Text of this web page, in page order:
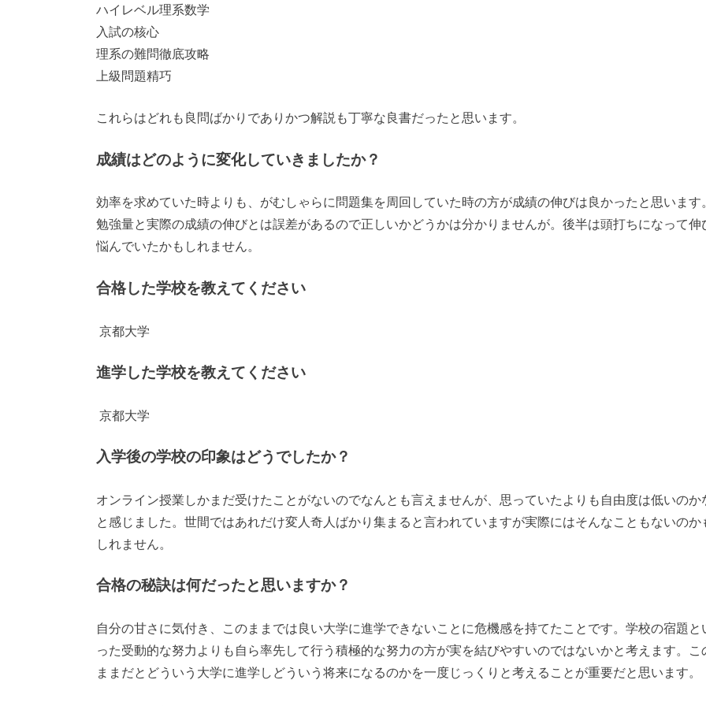
ハイレベル理系数学
入試の核心
理系の難問徹底攻略
上級問題精巧
これらはどれも良問ばかりでありかつ解説も丁寧な良書だったと思います。
成績はどのように変化していきましたか？
効率を求めていた時よりも、がむしゃらに問題集を周回していた時の方が成績の伸びは良かったと思います
勉強量と実際の成績の伸びとは誤差があるので正しいかどうかは分かりませんが。後半は頭打ちになって伸
悩んでいたかもしれません。
合格した学校を教えてください
京都大学
進学した学校を教えてください
京都大学
入学後の学校の印象はどうでしたか？
オンライン授業しかまだ受けたことがないのでなんとも言えませんが、思っていたよりも自由度は低いのか
と感じました。世間ではあれだけ変人奇人ばかり集まると言われていますが実際にはそんなこともないのか
しれません。
合格の秘訣は何だったと思いますか？
自分の甘さに気付き、このままでは良い大学に進学できないことに危機感を持てたことです。学校の宿題と
った受動的な努力よりも自ら率先して行う積極的な努力の方が実を結びやすいのではないかと考えます。こ
ままだとどういう大学に進学しどういう将来になるのかを一度じっくりと考えることが重要だと思います。